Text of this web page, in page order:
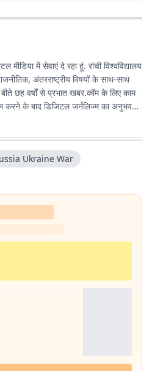
मीडिया में सेवाएं दे रहा हूं. रांची विश्वविद्यालय
अंतरराष्ट्रीय विषयों के साथ-साथ
करने के बाद डिजिटल जर्नलिज्म का अनुभव
Ukraine War